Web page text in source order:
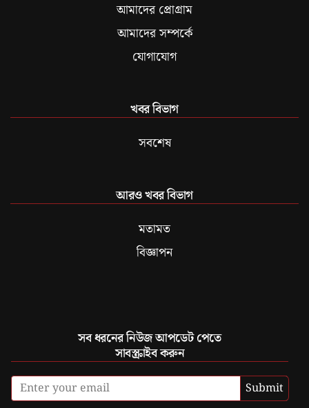
আমাদের প্রোগ্রাম
আমাদের সম্পর্কে
যোগাযোগ
খবর বিভাগ
সবশেষ
আরও খবর বিভাগ
মতামত
বিজ্ঞাপন
সব ধরনের নিউজ আপডেট পেতে
সাবস্ক্রাইব করুন
Submit